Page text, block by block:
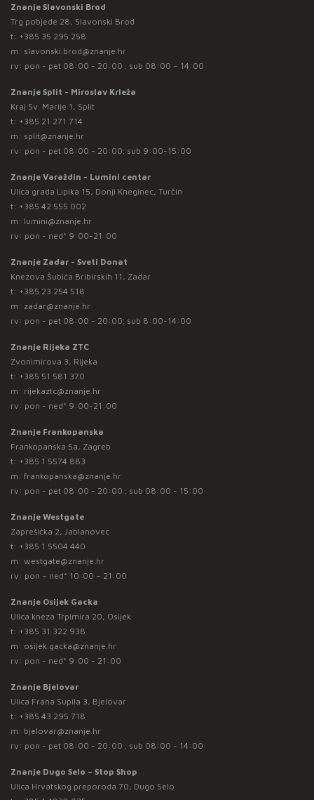
Znanje Slavonski Brod
Trg pobjede 28, Slavonski Brod
t: +385 35 295 258
m: slavonski.brod@znanje.hr
rv: pon - pet 08:00 - 20:00 ; sub 08:00 – 14:00
Znanje Split - Miroslav Krleža
Kraj Sv. Marije 1, Split
t: +385 21 271 714
m: split@znanje.hr
rv: pon - pet 08:00 - 20:00; sub 9:00-15:00
Znanje Varaždin - Lumini centar
Ulica grada Lipika 15, Donji Kneginec, Turčin
t: +385 42 555 002
m: lumini@znanje.hr
rv: pon - ned* 9:00-21:00
Znanje Zadar - Sveti Donat
Knezova Šubića Bribirskih 11, Zadar
t: +385 23 254 518
m: zadar@znanje.hr
rv: pon - pet 08:00 - 20:00; sub 8:00-14:00
Znanje Rijeka ZTC
Zvonimirova 3, Rijeka
t: +385 51 581 370
m: rijekaztc@znanje.hr
rv: pon - ned* 9:00-21:00
Znanje Frankopanska
Frankopanska 5a, Zagreb
t: +385 1 5574 883
m: frankopanska@znanje.hr
rv: pon - pet 08:00 - 20:00 ; sub 08:00 - 15:00
Znanje Westgate
Zaprešićka 2, Jablanovec
t: +385 1 5504 440
m: westgate@znanje.hr
rv: pon – ned* 10:00 – 21:00
Znanje Osijek Gacka
Ulica kneza Trpimira 20, Osijek
t: +385 31 322 938
m: osijek.gacka@znanje.hr
rv: pon - ned* 9:00 - 21:00
Znanje Bjelovar
Ulica Frana Supila 3, Bjelovar
t: +385 43 295 718
m: bjelovar@znanje.hr
rv: pon - pet 08:00 - 20:00 ; sub 08:00 - 14:00
Znanje Dugo Selo – Stop Shop
Ulica Hrvatskog preporoda 70, Dugo Selo